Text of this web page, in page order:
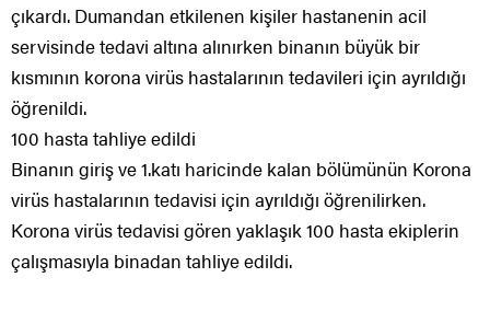
çıkardı. Dumandan etkilenen kişiler hastanenin acil
servisinde tedavi altına alınırken binanın büyük bir
kısmının korona virüs hastalarının tedavileri için ayrıldığı
öğrenildi.
100 hasta tahliye edildi
Binanın giriş ve 1.katı haricinde kalan bölümünün Korona
virüs hastalarının tedavisi için ayrıldığı öğrenilirken.
Korona virüs tedavisi gören yaklaşık 100 hasta ekiplerin
çalışmasıyla binadan tahliye edildi.